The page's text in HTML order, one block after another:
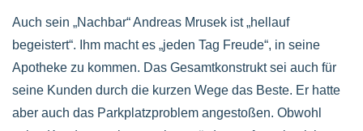
Auch sein „Nachbar“ Andreas Mrusek ist „hellauf
begeistert“. Ihm macht es „jeden Tag Freude“, in seine
Apotheke zu kommen. Das Gesamtkonstrukt sei auch für
seine Kunden durch die kurzen Wege das Beste. Er hatte
aber auch das Parkplatzproblem angestoßen. Obwohl